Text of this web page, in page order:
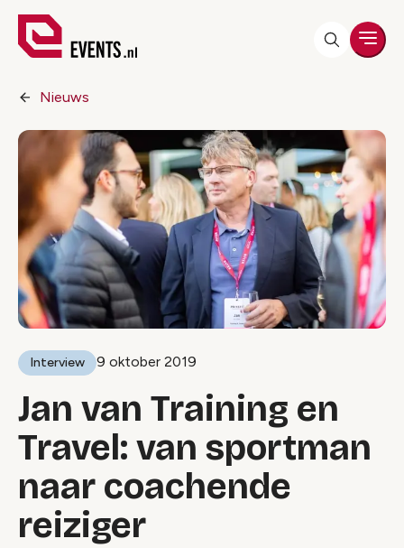
Nieuws
Interview 9 oktober 2019
Jan van Training en
Travel: van sportman
naar coachende
reiziger